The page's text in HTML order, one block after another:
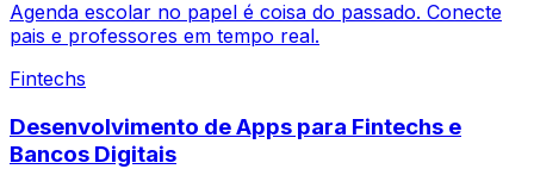
Agenda escolar no papel é coisa do passado. Conecte
pais e professores em tempo real.
Fintechs
Desenvolvimento de Apps para Fintechs e
Bancos Digitais